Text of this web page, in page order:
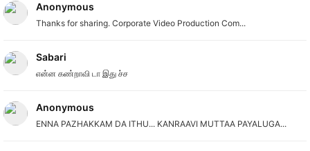
Anonymous
Thanks for sharing. Corporate Video Production Com...
Sabari
என்ன கண்றாவி டா இது ச்ச
Anonymous
ENNA PAZHAKKAM DA ITHU... KANRAAVI MUTTAA PAYALUGA...